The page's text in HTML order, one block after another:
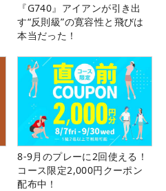
『G740』アイアンが引き出
す“反則級”の寛容性と飛びは
本当だった！
8-9月のプレーに2回使える！
コース限定2,000円クーポン
配布中！